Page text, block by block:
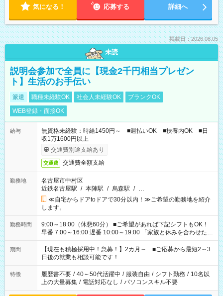
気になる！ 応募する 詳細へ
掲載日：2026.08.05
未読
説明会参加で全員に【現金2千円相当プレゼン
ト】生活のお手伝い
派遣 職種未経験OK 社会人未経験OK
ブランクOK
WEB登録・面接OK
給与
無資格未経験：時給1450円～ ■週払いOK ■扶養内OK ■日
収1万1600円以上
交通費別途支給あり
交通費 交通費全額支給
勤務地
名古屋市中村区
近鉄名古屋駅 / 本陣駅 / 烏森駅 / …
≪自宅からドアtoドアで30分以内！≫ご希望の勤務地を紹介
します。
勤務時間
9:00～18:00（休憩60分） ■ご希望があれば下記シフトもOK！
早番 7:00～16:00 遅番 10:00～19:00 「家族と休みを合わせた
い」 「余裕を持って夕飯の準備がしたい」 「できれば残業はし
たくない」 など、ご希望を教えてくださいね。 ※Wワーク希望
の方へ 今ご覧のお仕事で希望する勤務時間と、もう1つのお仕事
の勤務時間。 合計で週40時間を超える場合は応募できません。
期間
【現在も積極採用中！急募！】2カ月～ ■ご応募から最短2～3
日後の就業も相談可能です！
特徴 履歴書不要 / 40～50代活躍中 / 服装自由 / シフト勤務 / 10名以
上の大量募集 / 電話対応なし / パソコンスキル不要